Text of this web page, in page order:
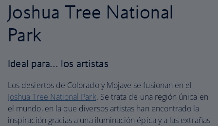
Joshua Tree National
Park
Ideal para… los artistas
Los desiertos de Colorado y Mojave se fusionan en el
Joshua Tree National Park. Se trata de una región única en
el mundo, en la que diversos artistas han encontrado la
inspiración gracias a una iluminación épica y a las extrañas